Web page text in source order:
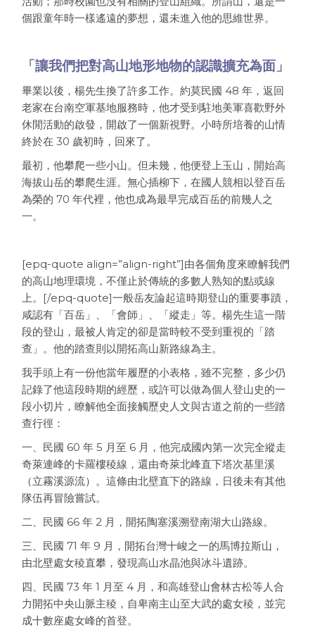
個跟童年時一樣遙遠的夢想，還未進入他的思維世界。
「讓我們把對高山地形地物的認識擴充為面」
畢業以後，楊先生換了許多工作。約莫民國 48 年，返回
老家在台南空軍基地服務時，他才受到駐地美軍喜歡野外
休閒活動的啟發，開啟了一個新視野。小時所培養的山情
終於在 30 歲初時，回來了。
最初，他攀爬一些小山。但未幾，他便登上玉山，開始高
海拔山岳的攀爬生涯。無心插柳下，在國人競相以登百岳
為榮的 70 年代裡，他也成為最早完成百岳的前幾人之
一。
[epq-quote align=”align-right”]由各個角度來瞭解我們
的高山地理環境，不僅止於傳統的多數人熟知的點或線
上。[/epq-quote]一般岳友論起這時期登山的重要事蹟，
咸認有「百岳」、「會師」、「縱走」等。楊先生這一階
段的登山，最被人肯定的卻是當時較不受到重視的「踏
查」。他的踏查則以開拓高山新路線為主。
我手頭上有一份他當年履歷的小表格，雖不完整，多少仍
記錄了他這段時期的經歷，或許可以做為個人登山史的一
段小切片，瞭解他全面接觸歷史人文與古道之前的一些踏
查行徑：
一、民國 60 年 5 月至 6 月，他完成國內第一次完全縱走
奇萊連峰的卡羅樓稜線，還由奇萊北峰直下塔次基里溪
（立霧溪源流）。這條由北壁直下的路線，日後未有其他
隊伍再冒險嘗試。
二、民國 66 年 2 月，開拓陶塞溪溯登南湖大山路線。
三、民國 71 年 9 月，開拓台灣十峻之一的馬博拉斯山，
由北壁處女稜直攀，發現高山水晶池與冰斗遺跡。
四、民國 73 年 1 月至 4 月，和高雄登山會林古松等人合
力開拓中央山脈主稜，自卑南主山至大武的處女稜，並完
成十數座處女峰的首登。